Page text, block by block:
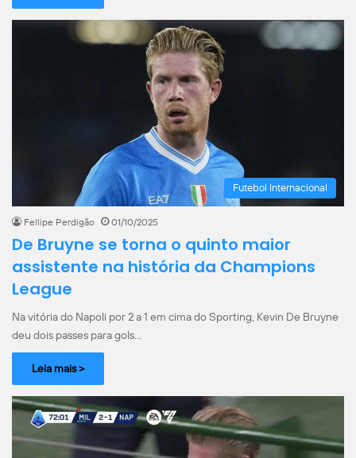
Futebol Internacional
Fellipe Perdigão 01/10/2025
De Bruyne se torna o quinto maior
assistente na história da Champions
League
Na vitória do Napoli por 2 a 1 em cima do Sporting, Kevin De Bruyne
deu dois passes para gols…
Leia mais >